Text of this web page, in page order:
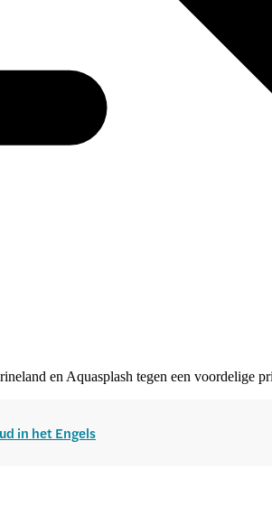
en Aquasplash tegen een voordelige
in het Engels